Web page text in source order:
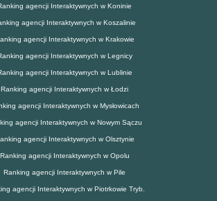
agencji Interaktywnych w Koninie
agencji Interaktywnych w Koszalinie
agencji Interaktywnych w Krakowie
agencji Interaktywnych w Legnicy
agencji Interaktywnych w Lublinie
Ranking agencji Interaktywnych w Łodzi
agencji Interaktywnych w Mysłowicach
agencji Interaktywnych w Nowym Sączu
agencji Interaktywnych w Olsztynie
Ranking agencji Interaktywnych w Opolu
Ranking agencji Interaktywnych w Pile
agencji Interaktywnych w Piotrkowie Tryb.